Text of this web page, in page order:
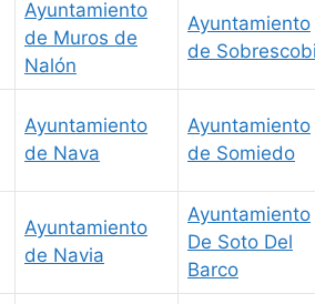
Ayuntamiento
de Muros de
Nalón
Ayuntamiento
de
Ayuntamiento
de Nava
Ayuntamiento
de Somiedo
Ayuntamiento
de Navia
Ayuntamiento
De Soto Del
Barco